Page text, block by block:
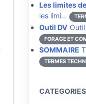
Les limites
les limi…
Outil DV
FORAGE ET
SOMMAIRE
TERMES
CATEGORIES